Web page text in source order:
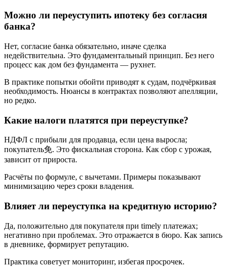
Можно ли переуступить ипотеку без согласия
банка?
Нет, согласие банка обязательно, иначе сделка
недействительна. Это фундаментальный принцип. Без него
процесс как дом без фундамента — рухнет.
В практике попытки обойти приводят к судам, подчёркивая
необходимость. Нюансы в контрактах позволяют апелляции,
но редко.
Какие налоги платятся при переуступке?
НДФЛ с прибыли для продавца, если цена выросла;
покупатель免. Это фискальная сторона. Как сбор с урожая,
зависит от прироста.
Расчёты по формуле, с вычетами. Примеры показывают
минимизацию через сроки владения.
Влияет ли переуступка на кредитную историю?
Да, положительно для покупателя при timely платежах;
негативно при проблемах. Это отражается в бюро. Как запись
в дневнике, формирует репутацию.
Практика советует мониторинг, избегая просрочек.